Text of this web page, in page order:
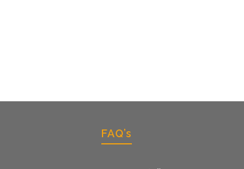
FAQ’s